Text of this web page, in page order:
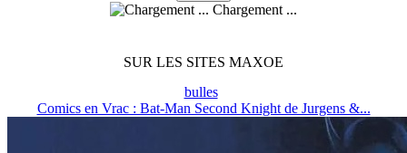
Chargement ...
SUR LES SITES MAXOE
bulles
Comics en Vrac : Bat-Man Second Knight de Jurgens &...